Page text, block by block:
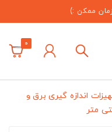
ممکن :)
0
اندازه گیری برق و
متر